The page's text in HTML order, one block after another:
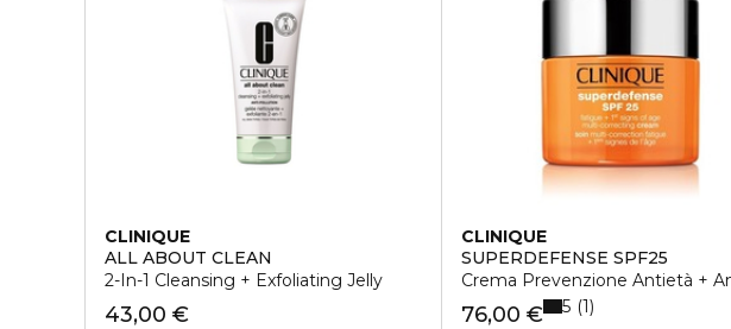
CLINIQUE
ALL ABOUT CLEAN
2-In-1 Cleansing + Exfoliating Jelly
43,00 €
CLINIQUE
SUPERDEFENSE SPF25
Crema Prevenzione Antietà +
76,00 € 5 1